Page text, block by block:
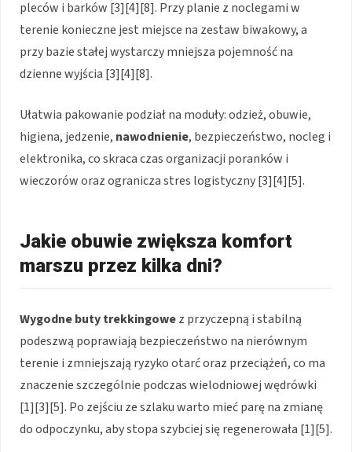
pleców i barków [3][4][8]. Przy planie z noclegami w
terenie konieczne jest miejsce na zestaw biwakowy, a
przy bazie stałej wystarczy mniejsza pojemność na
dzienne wyjścia [3][4][8].
Ułatwia pakowanie podział na moduły: odzież, obuwie,
higiena, jedzenie, nawodnienie, bezpieczeństwo, nocleg i
elektronika, co skraca czas organizacji poranków i
wieczorów oraz ogranicza stres logistyczny [3][4][5].
Jakie obuwie zwiększa komfort
marszu przez kilka dni?
Wygodne buty trekkingowez przyczepną i stabilną
podeszwą poprawiają bezpieczeństwo na nierównym
terenie i zmniejszają ryzyko otarć oraz przeciążeń, co ma
znaczenie szczególnie podczas wielodniowej wędrówki
[1][3][5]. Po zejściu ze szlaku warto mieć parę na zmianę
do odpoczynku, aby stopa szybciej się regenerowała [1][5].